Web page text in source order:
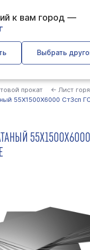
к вам город —
Выбрать
прокат
← Лист
55Х1500Х6000 Ст3сп